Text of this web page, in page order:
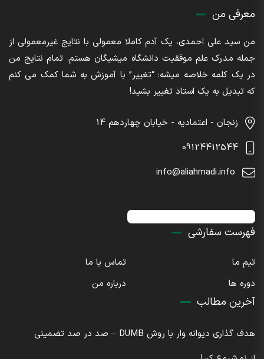
معرفی من
من سید علی احمدی، یک آدم کاملا معمولی با نتایج غیرمعمولی از
جمله مدرک علم موفقیت دانشگاه میشیگان هستم. تمام نتایج من
در یک کلمه خلاصه میشه: “تغییر” با آموزش به شما کمک می کنم
که تبدیل به یک استاد تغییر بشید!
زنجان - اعتمادیه - خیابان چهاردهم 14
09124412544
info@aliahmadi.info
فهرست سفارشی
تیم ما
تماس با ما
دوره ها
درباره من
آخرین مطالب
هدف گذاری دیوانه وار با روش DUMB – صد در صد تضمینی